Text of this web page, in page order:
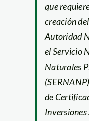
que
creación
Autoridad
el Servicio
Naturales
de
Inversiones